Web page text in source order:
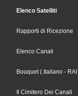
Elenco Satelliti
Rapporti di Ricezione
Elenco Canali
Bouquet( Italiano - RAI
Il Cimitero Dei Canali